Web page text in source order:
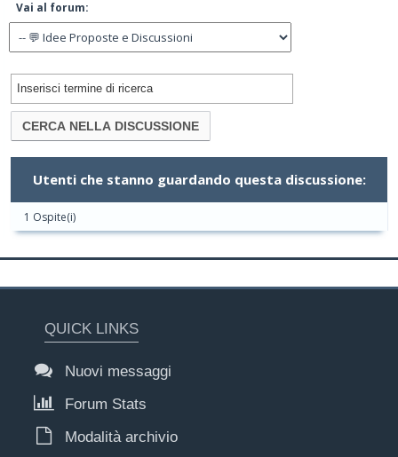
Vai al forum:
Utenti che stanno guardando questa discussione:
1 Ospite(i)
QUICK LINKS
Nuovi messaggi
Forum Stats
Modalità archivio